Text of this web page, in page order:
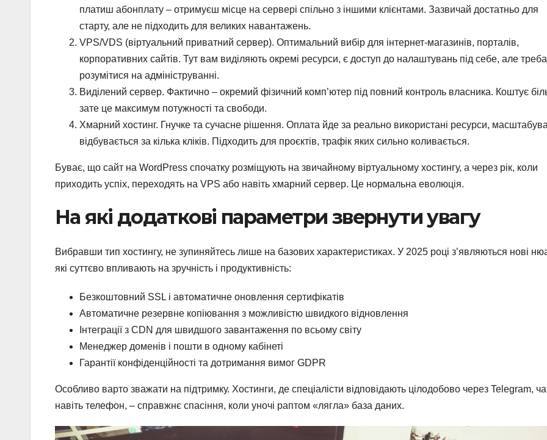
платиш абонплату – отримуєш місце на сервері спільно з іншими клієнтами. Зазвичай достатньо для
старту, але не підходить для великих навантажень.
VPS/VDS (віртуальний приватний сервер). Оптимальний вибір для інтернет-магазинів, порталів,
корпоративних сайтів. Тут вам виділяють окремі ресурси, є доступ до налаштувань під себе, але треба
розумітися на адмініструванні.
Виділений сервер. Фактично – окремий фізичний комп’ютер під повний контроль власника. Коштує
зате це максимум потужності та свободи.
Хмарний хостинг. Гнучке та сучасне рішення. Оплата йде за реально використані ресурси,
відбувається за кілька кліків. Підходить для проєктів, трафік яких сильно коливається.
Буває, що сайт на WordPress спочатку розміщують на звичайному віртуальному хостингу, а через рік, коли
приходить успіх, переходять на VPS або навіть хмарний сервер. Це нормальна еволюція.
На які додаткові параметри звернути увагу
Вибравши тип хостингу, не зупиняйтесь лише на базових характеристиках. У 2025 році з’являються нові
які суттєво впливають на зручність і продуктивність:
Безкоштовний SSL і автоматичне оновлення сертифікатів
Автоматичне резервне копіювання з можливістю швидкого відновлення
Інтеграції з CDN для швидшого завантаження по всьому світу
Менеджер доменів і пошти в одному кабінеті
Гарантії конфіденційності та дотримання вимог GDPR
Особливо варто зважати на підтримку. Хостинги, де спеціалісти відповідають цілодобово через Telegram,
навіть телефон, – справжнє спасіння, коли уночі раптом «лягла» база даних.